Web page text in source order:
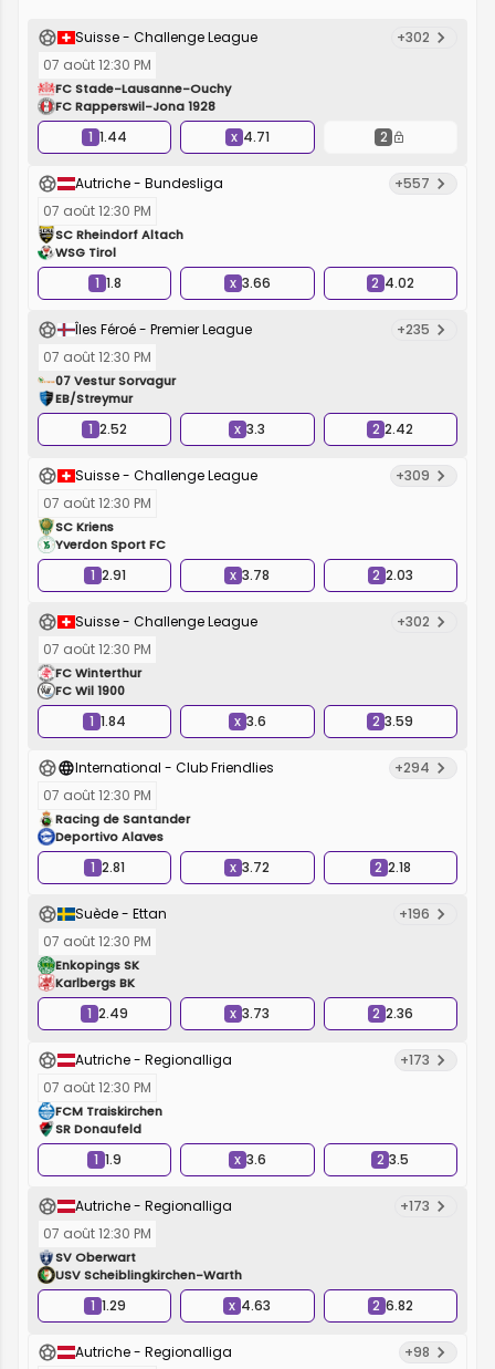
Suisse - Challenge League
+302
07 août 12:30 PM
FC Stade-Lausanne-Ouchy
FC Rapperswil-Jona 1928
1 1.44 x 4.71 2
Autriche - Bundesliga
+557
07 août 12:30 PM
SC Rheindorf Altach
WSG Tirol
1 1.8 x 3.66 2 4.02
Îles Féroé - Premier League
+235
07 août 12:30 PM
07 Vestur Sorvagur
EB/Streymur
1 2.52 x 3.3 2 2.42
Suisse - Challenge League
+309
07 août 12:30 PM
SC Kriens
Yverdon Sport FC
1 2.91 x 3.78 2 2.03
Suisse - Challenge League
+302
07 août 12:30 PM
FC Winterthur
FC Wil 1900
1 1.84 x 3.6 2 3.59
International - Club Friendlies
+294
07 août 12:30 PM
Racing de Santander
Deportivo Alaves
1 2.81 x 3.72 2 2.18
Suède - Ettan
+196
07 août 12:30 PM
Enkopings SK
Karlbergs BK
1 2.49 x 3.73 2 2.36
Autriche - Regionalliga
+173
07 août 12:30 PM
FCM Traiskirchen
SR Donaufeld
1 1.9 x 3.6 2 3.5
Autriche - Regionalliga
+173
07 août 12:30 PM
SV Oberwart
USV Scheiblingkirchen-Warth
1 1.29 x 4.63 2 6.82
Autriche - Regionalliga
+98